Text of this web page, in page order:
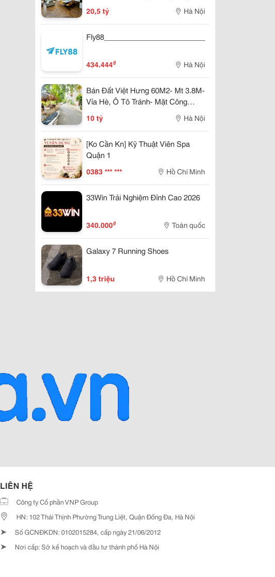
20,5 tỷ Hà Nội
434.444₫ Hà Nội
Bán Đất Việt Hưng 60M2- Mt 3.8M-
Vỉa Hè, Ô Tô Tránh- Mặt Công
10 tỷ Hà Nội
[Ko Cần Kn] Kỹ Thuật Viên Spa
Quận 1
0383 *** *** Hồ Chí Minh
33Win Trải Nghiệm Đỉnh Cao 2026
340.000₫ Toàn quốc
Galaxy 7 Running Shoes
1,3 triệu Hồ Chí Minh
LIÊN HỆ
Công ty Cổ phần VNP Group
HN: 102 Thái Thịnh Phường Trung Liệt, Quận Đống Đa, Hà Nội
➤ Số GCNĐKDN: 0102015284, cấp ngày 21/06/2012
➤ Nơi cấp: Sở kế hoạch và đầu tư thành phố Hà Nội